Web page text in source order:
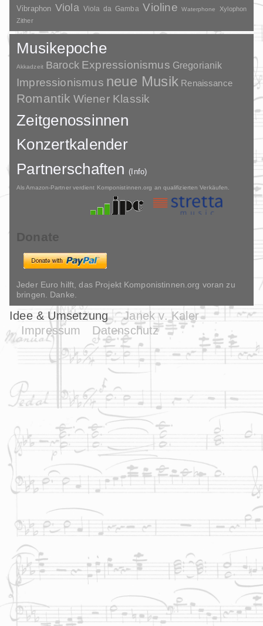
Vibraphon Viola Viola da Gamba Violine Waterphone
Xylophon
Zither
Musikepoche
Akkadzeit Barock Expressionismus Gregorianik
Impressionismus neue Musik Renaissance
Romantik Wiener Klassik
Zeitgenossinnen
Konzertkalender
Partnerschaften(Info)
Als Amazon-Partner verdient Komponistinnen.org an qualifizierten Verkäufen.
Donate
Jeder Euro hilft, das Projekt Komponistinnen.org voran zu
bringen. Danke.
Idee & Umsetzung
Janek v. Kaler
Impressum
Datenschutz